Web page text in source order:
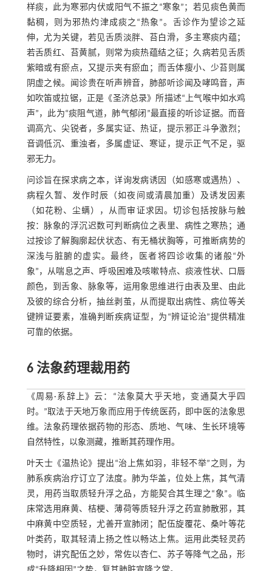
样痰，此为寒邪内伏或阳气不振之“寒象”；若见痰色黄而
黏稠，则为邪热灼津成痰之“热象”。舌诊作为望诊之延
伸，尤为关键，若见舌质淡胖、苔白滑，多主寒痰内蕴；
若舌质红、苔黄腻，则常为痰热蕴结之征；久病若见舌质
紫暗或有瘀点，又提示夹有瘀血；而舌体瘦小、少苔则属
阴虚之候。闻诊贵在听声辨音，肺部听诊闻及哮鸣音，声
如吹笛或拉锯，正是《圣济总录》所描述“上气喉中如水鸡
声”，此为“痰阻气道，肺气郁闭”最直接的听诊证据。而音
调高亢、尖锐者，多属实证、热证，提示邪正斗争激烈；
音调低沉、重浊者，多属虚证、寒证，提示正气不足，驱
邪无力。
问诊旨在探求病之本，详询发病诱因（如感寒或遇热）、
病程久暂、发作时辰（如夜间或清晨加重）及诱发因素
（如花粉、尘螨），从而审证求因。切诊包括按脉与触
按：脉象的浮沉迟数可判断病位之表里、病性之寒热；通
过按诊了解胸廓起伏状态、有无桶状胸等，可推断病势的
深浅与脏腑的虚实。最终，医者将四诊收集的诸般“外
象”，从喘息之声、呼吸困难及咳嗽特点、痰液性状、口唇
颜色，到舌象、脉象等，运用象思维进行由表及里、由此
及彼的综合分析，抽丝剥茧，从而提取出病性、病位等关
键辨证要素，准确判断疾病证型，为“辨证论治”提供精准
可靠的依据。
6 法象药理裁用药
《周易·系辞上》云：“法象莫大乎天地，变通莫大乎四
时。”取法于天地万象而应用于传统医药，即中医的法象思
维。法象药理依据药物的形态、质地、气味、生长环境等
自然特性，以象测藏，推断其药理作用。
叶天士《温热论》提出“治上焦如羽，非轻不举”之则，为
肺系疾病治疗订立了法度。肺为华盖，位处上焦，其气清
灵，用药当取质轻升浮之品，方能契合其生理之“象”。临
床常选用麻黄、桔梗、薄荷等质轻升浮之药宣肺散邪，其
中麻黄中空质轻，尤善开宣肺闭；配伍旋覆花、桑叶等花
叶类药，取其轻清上扬之性以畅达上焦。运用此类轻灵药
物时，讲究配伍之妙，常佐以杏仁、苏子等降气之品，形